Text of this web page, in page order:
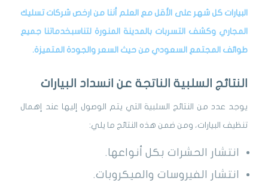
البيارات كل شهر على الأقل مع العلم أننا من ارخصشركات تسليك
المجاري وكشف التسربات بالمدينة المنورة لتناسبخدماتنا جميع
طوائف المجتمع السعودي من حيث السعر والجودة المتميزة.
النتائج السلبية الناتجة عن انسداد البيارات
يوجد عدد من النتائج السلبية التي يتم الوصول إليها عند إهمال
تنظيف البيارات، ومن ضمن هذه النتائج ما يلي:
انتشار الحشرات بكل أنواعها.
انتشار الفيروسات والميكروبات.